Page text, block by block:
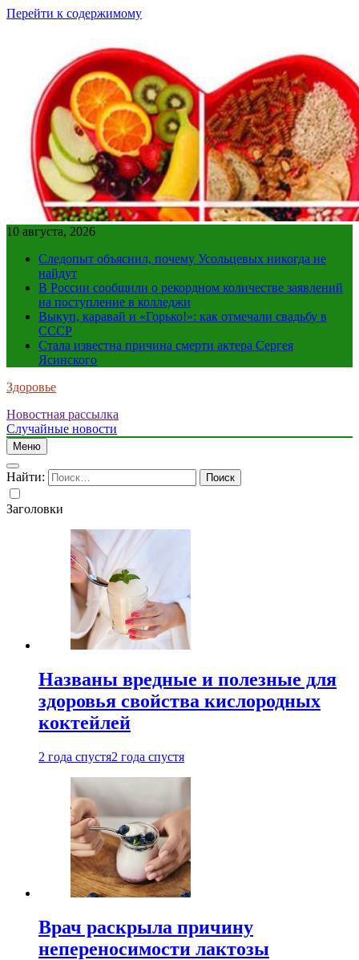
Перейти к содержимому
10 августа, 2026
Следопыт объяснил, почему Усольцевых никогда не
найдут
В России сообщили о рекордном количестве заявлений
на поступление в колледжи
Выкуп, каравай и «Горько!»: как отмечали свадьбу в
СССР
Стала известна причина смерти актера Сергея
Ясинского
Здоровье
Новостная рассылка
Случайные новости
Меню
Найти:
Заголовки
Названы вредные и полезные для
здоровья свойства кислородных
коктейлей
2 года спустя2 года спустя
Врач раскрыла причину
непереносимости лактозы